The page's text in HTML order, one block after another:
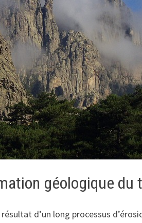
géologique du
d’un long processus